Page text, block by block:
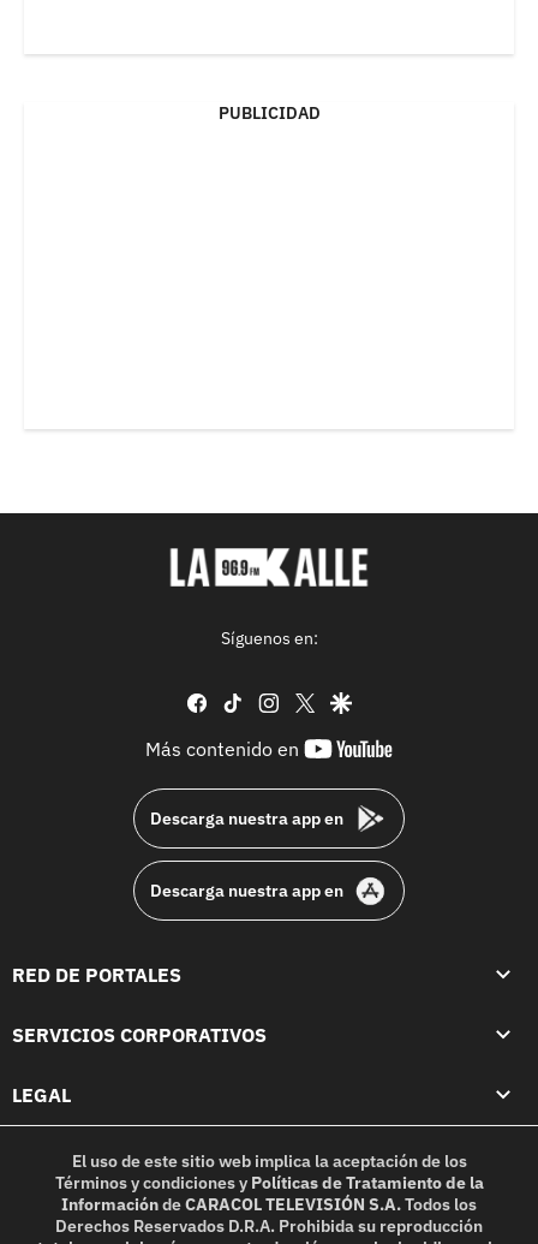
PUBLICIDAD
Síguenos en:
facebook
tiktok instagram
twittergoogle
Más contenido en
youtube-
Descarga nuestra app en
Descarga nuestra app en
RED DE PORTALES
SERVICIOS CORPORATIVOS
LEGAL
El uso de este sitio web implica la aceptación de los
Términos y condicionesy Políticas de Tratamiento de la
InformacióndeCARACOL TELEVISIÓN S.A.Todos los
Derechos Reservados D.R.A. Prohibida su reproducción